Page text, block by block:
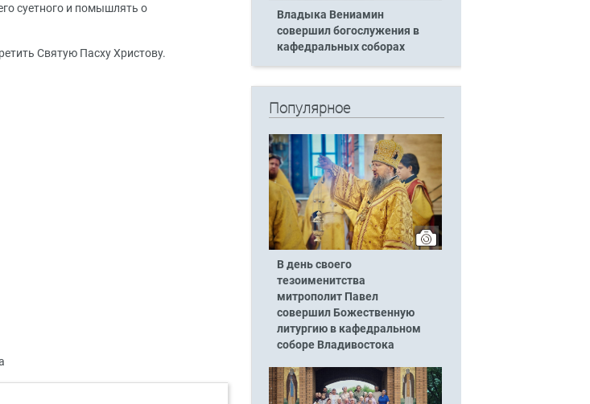
суетного и помышлять о
Святую Пасху Христову.
Владыка Вениамин
совершил богослужения в
кафедральных соборах
Популярное
В день своего
тезоименитства
митрополит Павел
совершил Божественную
литургию в кафедральном
соборе Владивостока